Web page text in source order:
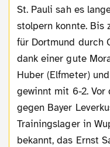
St. Pauli sah es
stolpern konnte. Bis
für Dortmund durch
dank einer gute
Huber (Elfmeter)
gewinnt mit 6-2.
gegen Bayer
Trainingslager in
bekannt, das Ernst